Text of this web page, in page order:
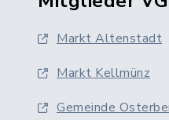
Markt Altenstadt
Markt Kellmünz
Gemeinde